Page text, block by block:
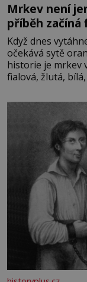
Mrkev není
příběh začíná
Když dnes
očekává sytě
historie je mrkev
fialová, žlutá,
bez které si